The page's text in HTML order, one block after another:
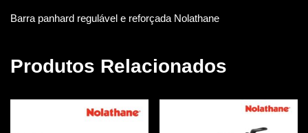
Barra panhard regulável e reforçada Nolathane
Produtos Relacionados